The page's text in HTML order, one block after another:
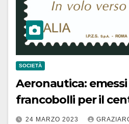
SOCIETÀ
Aeronautica:
francobolli per il
24 MARZO 2023